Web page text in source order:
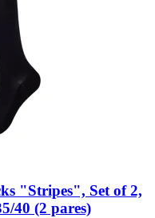
"Stripes", Set of 2,
40 (2 pares)